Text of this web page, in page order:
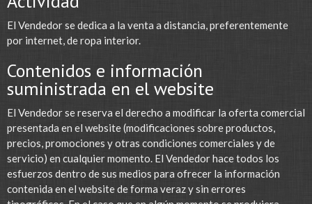
El Vendedor se dedica a la venta a distancia, preferentemente
por internet, de ropa interior.
Contenidos e información
suministrada en el website
El Vendedor se reserva el derecho a modificar la oferta comercial
presentada en el website (modificaciones sobre productos,
precios, promociones y otras condiciones comerciales y de
servicio) en cualquier momento. El Vendedor hace todos los
esfuerzos dentro de sus medios para ofrecer la información
contenida en el website de forma veraz y sin errores